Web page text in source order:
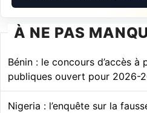
À NE PAS
Bénin : le concours d’accès à
publiques ouvert pour 2026-
Nigeria : l’enquête sur la